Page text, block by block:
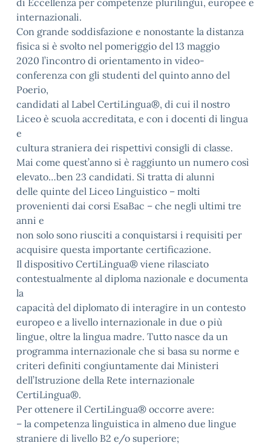
di Eccellenza per competenze plurilingui, europee e
internazionali.
Con grande soddisfazione e nonostante la distanza
fisica si è svolto nel pomeriggio del 13 maggio
2020 l’incontro di orientamento in video-
conferenza con gli studenti del quinto anno del
Poerio,
candidati al Label CertiLingua®, di cui il nostro
Liceo è scuola accreditata, e con i docenti di lingua
e
cultura straniera dei rispettivi consigli di classe.
Mai come quest’anno si è raggiunto un numero così
elevato…ben 23 candidati. Si tratta di alunni
delle quinte del Liceo Linguistico – molti
provenienti dai corsi EsaBac – che negli ultimi tre
anni e
non solo sono riusciti a conquistarsi i requisiti per
acquisire questa importante certificazione.
Il dispositivo CertiLingua® viene rilasciato
contestualmente al diploma nazionale e documenta
la
capacità del diplomato di interagire in un contesto
europeo e a livello internazionale in due o più
lingue, oltre la lingua madre. Tutto nasce da un
programma internazionale che si basa su norme e
criteri definiti congiuntamente dai Ministeri
dell’Istruzione della Rete internazionale
CertiLingua®.
Per ottenere il CertiLingua® occorre avere:
– la competenza linguistica in almeno due lingue
straniere di livello B2 e/o superiore;